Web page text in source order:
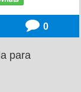
0
para